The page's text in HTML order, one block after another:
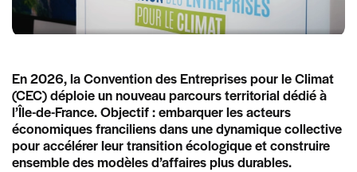
En 2026, la Convention des Entreprises pour le Climat
(CEC) déploie un nouveau parcours territorial dédié à
l’Île-de-France. Objectif : embarquer les acteurs
économiques franciliens dans une dynamique collective
pour accélérer leur transition écologique et construire
ensemble des modèles d’affaires plus durables.